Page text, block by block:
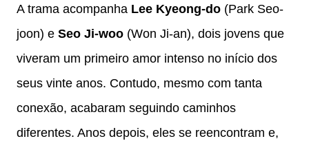
A trama acompanha Lee Kyeong-do (Park Seo-
joon) e Seo Ji-woo (Won Ji-an), dois jovens que
viveram um primeiro amor intenso no início dos
seus vinte anos. Contudo, mesmo com tanta
conexão, acabaram seguindo caminhos
diferentes. Anos depois, eles se reencontram e,